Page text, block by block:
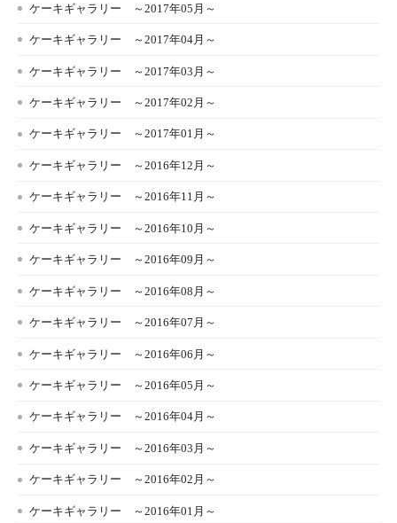
ケーキギャラリー ～2017年05月～
ケーキギャラリー ～2017年04月～
ケーキギャラリー ～2017年03月～
ケーキギャラリー ～2017年02月～
ケーキギャラリー ～2017年01月～
ケーキギャラリー ～2016年12月～
ケーキギャラリー ～2016年11月～
ケーキギャラリー ～2016年10月～
ケーキギャラリー ～2016年09月～
ケーキギャラリー ～2016年08月～
ケーキギャラリー ～2016年07月～
ケーキギャラリー ～2016年06月～
ケーキギャラリー ～2016年05月～
ケーキギャラリー ～2016年04月～
ケーキギャラリー ～2016年03月～
ケーキギャラリー ～2016年02月～
ケーキギャラリー ～2016年01月～